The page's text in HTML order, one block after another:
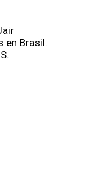
en Brasil.